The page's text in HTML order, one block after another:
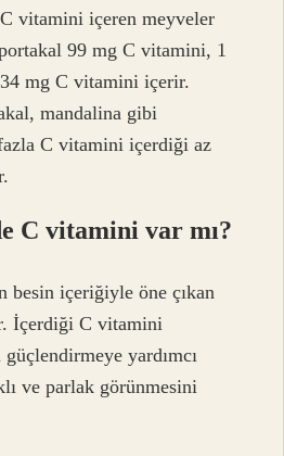
vitamini içeren meyveler
portakal 99 mg C vitamini, 1
mg C vitamini içerir.
mandalina gibi
C vitamini içerdiği az
C vitamini var mı?
besin içeriğiyle öne çıkan
İçerdiği C vitamini
güçlendirmeye yardımcı
ve parlak görünmesini